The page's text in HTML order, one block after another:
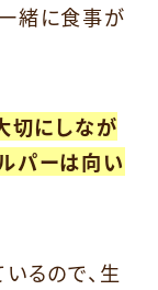
緒に食事が
切にしなが
パーは向い
るので、生